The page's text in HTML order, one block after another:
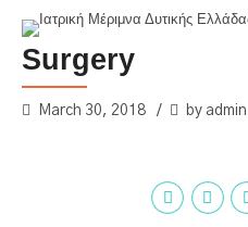
Surgery
March 30, 2018 by admin